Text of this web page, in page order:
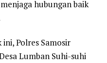
hubungan baik
Polres Samosir
Lumban Suhi-suhi